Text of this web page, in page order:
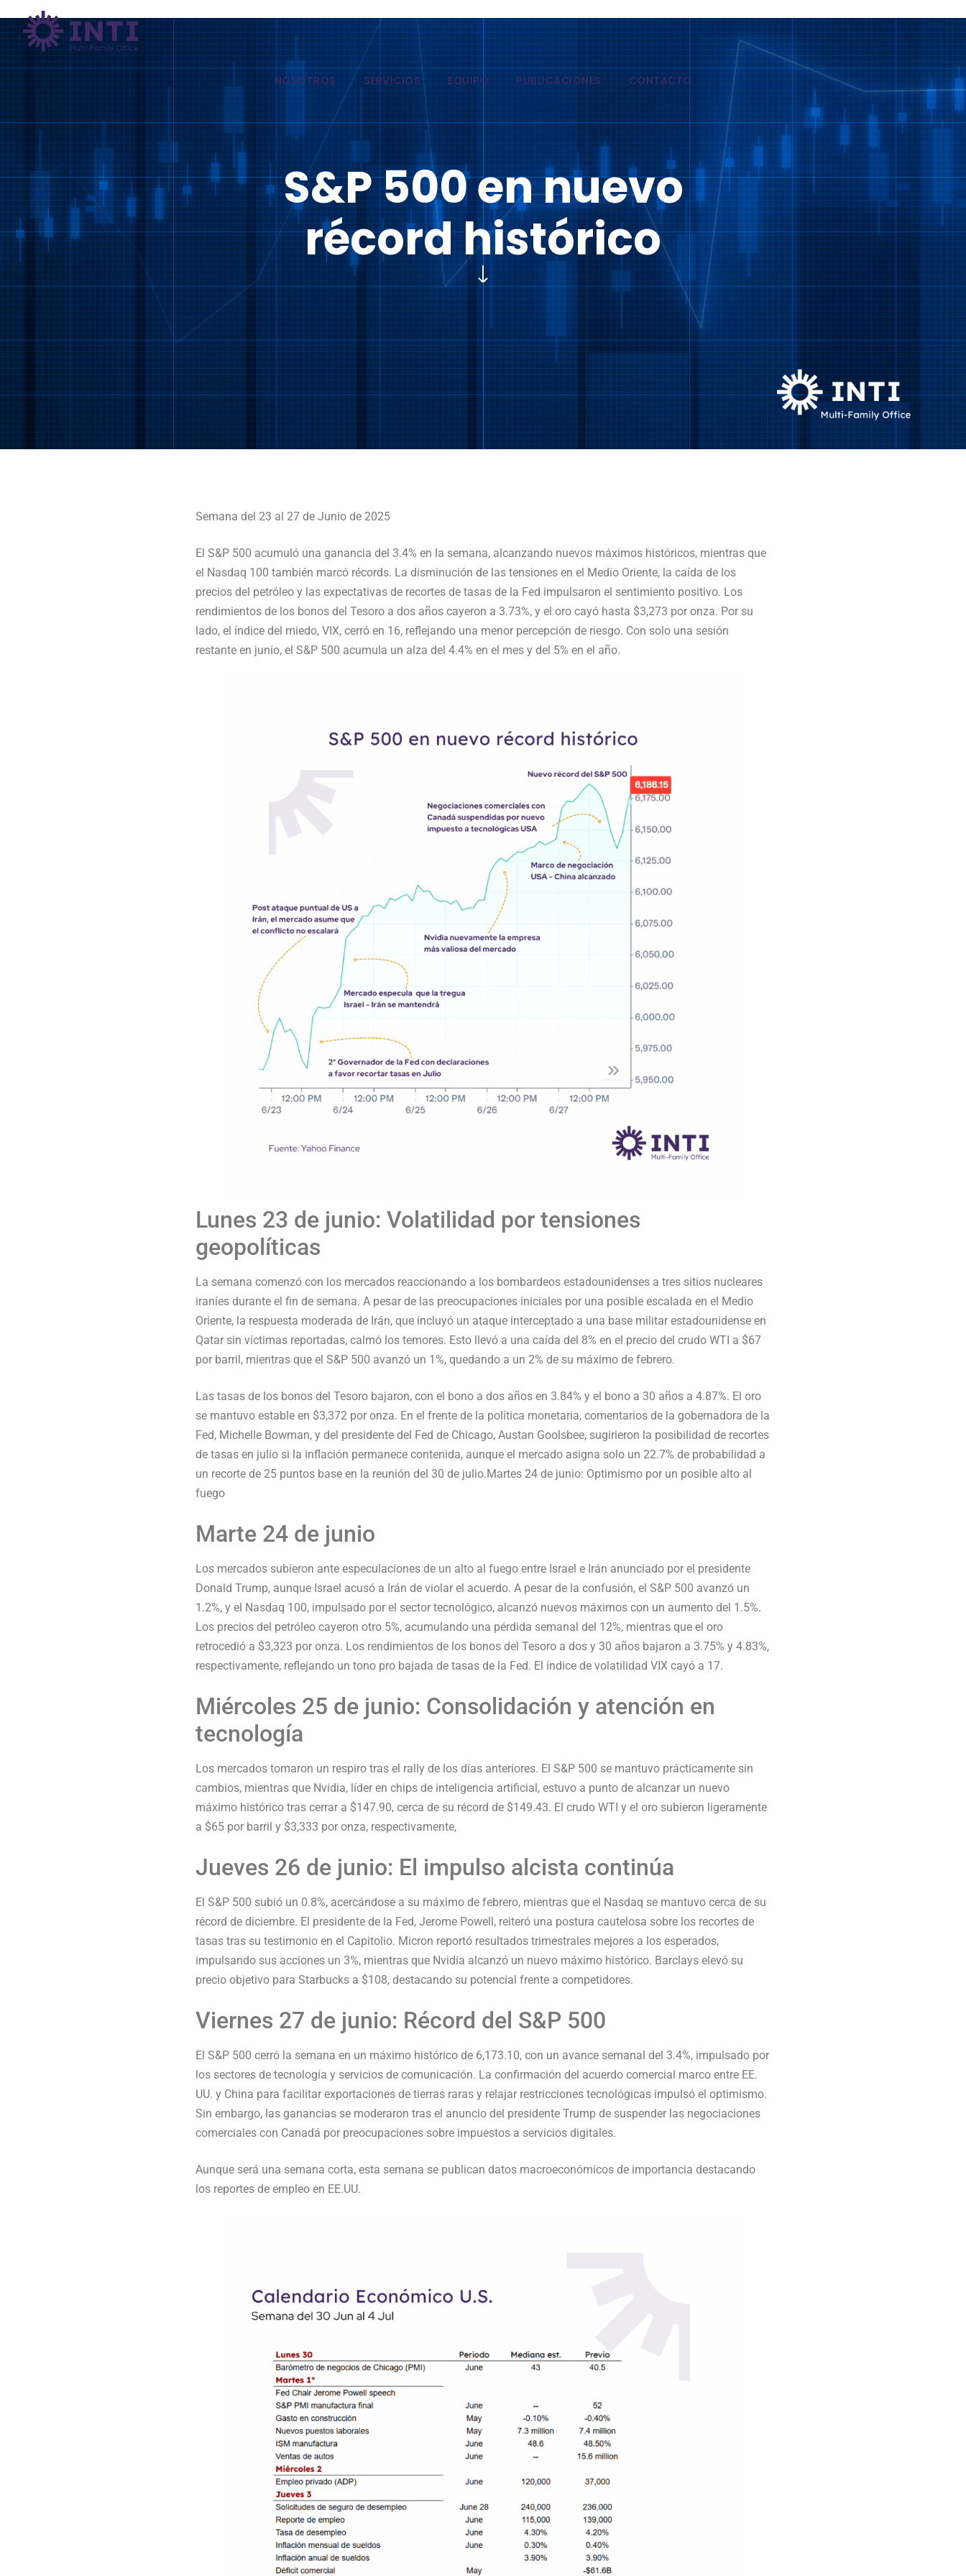
NOSOTROS SERVICIOS EQUIPO PUBLICACIONES CONTACTO
S&P 500 en nuevo
récord histórico
Semana del 23 al 27 de Junio de 2025
El S&P 500 acumuló una ganancia del 3.4% en la semana, alcanzando nuevos máximos históricos, mientras que
el Nasdaq 100 también marcó récords. La disminución de las tensiones en el Medio Oriente, la caída de los
precios del petróleo y las expectativas de recortes de tasas de la Fed impulsaron el sentimiento positivo. Los
rendimientos de los bonos del Tesoro a dos años cayeron a 3.73%, y el oro cayó hasta $3,273 por onza. Por su
lado, el índice del miedo, VIX, cerró en 16, reflejando una menor percepción de riesgo. Con solo una sesión
restante en junio, el S&P 500 acumula un alza del 4.4% en el mes y del 5% en el año.
Lunes 23 de junio: Volatilidad por tensiones
geopolíticas
La semana comenzó con los mercados reaccionando a los bombardeos estadounidenses a tres sitios nucleares
iraníes durante el fin de semana. A pesar de las preocupaciones iniciales por una posible escalada en el Medio
Oriente, la respuesta moderada de Irán, que incluyó un ataque interceptado a una base militar estadounidense en
Qatar sin víctimas reportadas, calmó los temores. Esto llevó a una caída del 8% en el precio del crudo WTI a $67
por barril, mientras que el S&P 500 avanzó un 1%, quedando a un 2% de su máximo de febrero.
Las tasas de los bonos del Tesoro bajaron, con el bono a dos años en 3.84% y el bono a 30 años a 4.87%. El oro
se mantuvo estable en $3,372 por onza. En el frente de la política monetaria, comentarios de la gobernadora de la
Fed, Michelle Bowman, y del presidente del Fed de Chicago, Austan Goolsbee, sugirieron la posibilidad de recortes
de tasas en julio si la inflación permanece contenida, aunque el mercado asigna solo un 22.7% de probabilidad a
un recorte de 25 puntos base en la reunión del 30 de julio.Martes 24 de junio: Optimismo por un posible alto al
fuego
Marte 24 de junio
Los mercados subieron ante especulaciones de un alto al fuego entre Israel e Irán anunciado por el presidente
Donald Trump, aunque Israel acusó a Irán de violar el acuerdo. A pesar de la confusión, el S&P 500 avanzó un
1.2%, y el Nasdaq 100, impulsado por el sector tecnológico, alcanzó nuevos máximos con un aumento del 1.5%.
Los precios del petróleo cayeron otro 5%, acumulando una pérdida semanal del 12%, mientras que el oro
retrocedió a $3,323 por onza. Los rendimientos de los bonos del Tesoro a dos y 30 años bajaron a 3.75% y 4.83%,
respectivamente, reflejando un tono pro bajada de tasas de la Fed. El índice de volatilidad VIX cayó a 17.
Miércoles 25 de junio: Consolidación y atención en
tecnología
Los mercados tomaron un respiro tras el rally de los días anteriores. El S&P 500 se mantuvo prácticamente sin
cambios, mientras que Nvidia, líder en chips de inteligencia artificial, estuvo a punto de alcanzar un nuevo
máximo histórico tras cerrar a $147.90, cerca de su récord de $149.43. El crudo WTI y el oro subieron ligeramente
a $65 por barril y $3,333 por onza, respectivamente,
Jueves 26 de junio: El impulso alcista continúa
El S&P 500 subió un 0.8%, acercándose a su máximo de febrero, mientras que el Nasdaq se mantuvo cerca de su
récord de diciembre. El presidente de la Fed, Jerome Powell, reiteró una postura cautelosa sobre los recortes de
tasas tras su testimonio en el Capitolio. Micron reportó resultados trimestrales mejores a los esperados,
impulsando sus acciones un 3%, mientras que Nvidia alcanzó un nuevo máximo histórico. Barclays elevó su
precio objetivo para Starbucks a $108, destacando su potencial frente a competidores.
Viernes 27 de junio: Récord del S&P 500
El S&P 500 cerró la semana en un máximo histórico de 6,173.10, con un avance semanal del 3.4%, impulsado por
los sectores de tecnología y servicios de comunicación. La confirmación del acuerdo comercial marco entre EE.
UU. y China para facilitar exportaciones de tierras raras y relajar restricciones tecnológicas impulsó el optimismo.
Sin embargo, las ganancias se moderaron tras el anuncio del presidente Trump de suspender las negociaciones
comerciales con Canadá por preocupaciones sobre impuestos a servicios digitales.
Aunque será una semana corta, esta semana se publican datos macroeconómicos de importancia destacando
los reportes de empleo en EE.UU.